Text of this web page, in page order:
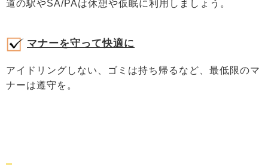
道の駅やSA/PAは休憩や仮眠に利用しましょう。
マナーを守って快適に
アイドリングしない、ゴミは持ち帰るなど、最低限のマ
ナーは遵守を。